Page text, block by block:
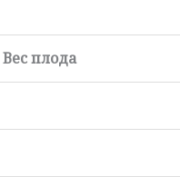
Вес плода